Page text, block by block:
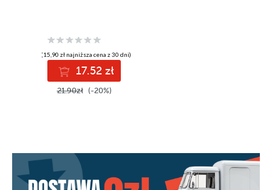
(15,90 zł najniższa cena z 30 dni)
17.52 zł
21.90zł (-20%)